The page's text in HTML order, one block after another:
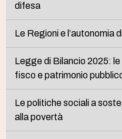
difesa
Le Regioni e l’autonomia
Legge di Bilancio 2025:
fisco e patrimonio
Le politiche sociali a
alla povertà